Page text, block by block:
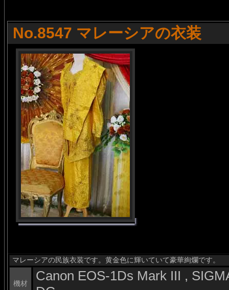
No.8547 マレーシアの衣装
マレーシアの民族衣装です。黄金色に輝いていて豪華絢爛です。
機材
Canon EOS-1Ds Mark III ,